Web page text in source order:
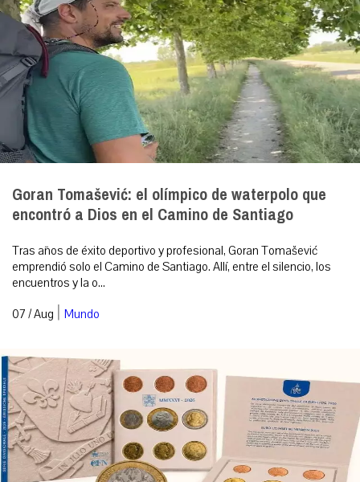
Goran Tomašević: el olímpico de waterpolo que
encontró a Dios en el Camino de Santiago
Tras años de éxito deportivo y profesional, Goran Tomašević
emprendió solo el Camino de Santiago. Allí, entre el silencio, los
encuentros y la o...
07 / Aug | Mundo